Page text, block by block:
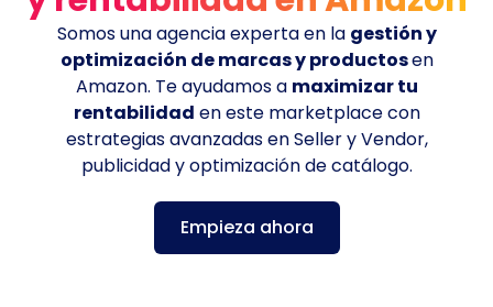
Somos una agencia experta en la gestión y
optimización de marcas y productosen
Amazon. Te ayudamos a maximizar tu
rentabilidad en este marketplace con
estrategias avanzadas en Seller y Vendor,
publicidad y optimización de catálogo.
Empieza ahora